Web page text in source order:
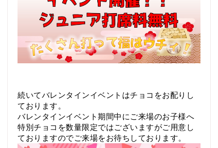
続いてバレンタインイベントはチョコをお配りし
ております。
バレンタインイベント期間中にご来場のお子様へ
特別チョコを数量限定ではございますがご用意し
ておりますのでご来場をお待ちしております。